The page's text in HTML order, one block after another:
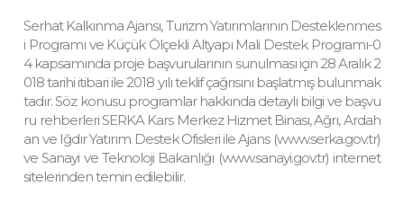
Serhat Kalkınma Ajansı, Turizm Yatırımlarının Desteklenmes
i Programı ve Küçük Ölçekli Altyapı Mali Destek Programı-0
4 kapsamında proje başvurularının sunulması için 28 Aralık 2
018 tarihi itibari ile 2018 yılı teklif çağrısını başlatmış bulunmak
tadır. Söz konusu programlar hakkında detaylı bilgi ve başvu
ru rehberleri SERKA Kars Merkez Hizmet Binası, Ağrı, Ardah
an ve Iğdır Yatırım Destek Ofisleri ile Ajans (www.serka.gov.tr)
ve Sanayi ve Teknoloji Bakanlığı (www.sanayi.gov.tr) internet
sitelerinden temin edilebilir.